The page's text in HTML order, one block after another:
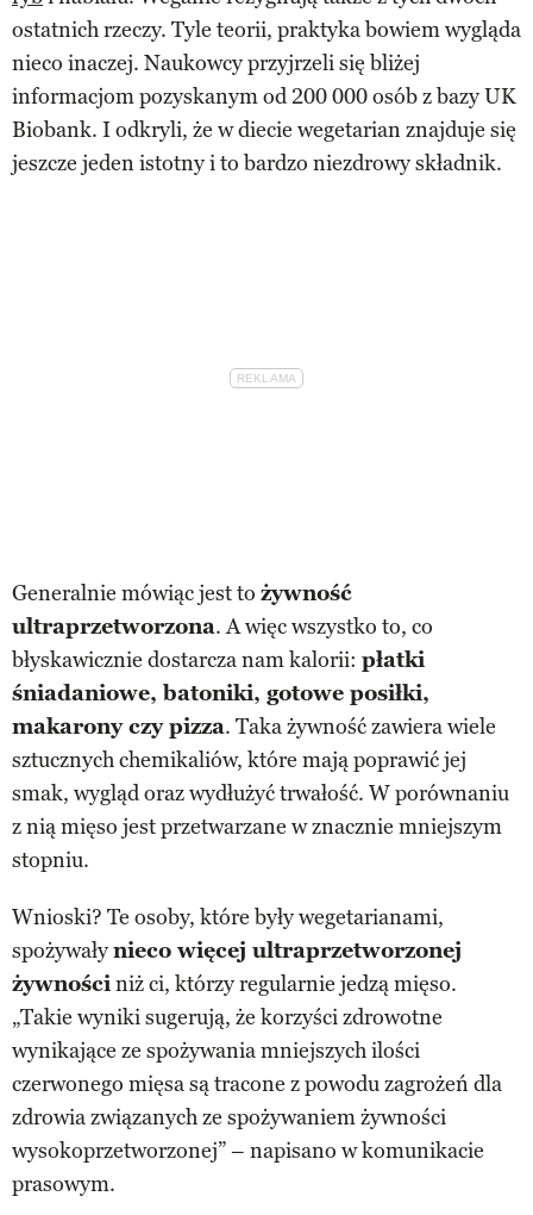
ostatnich rzeczy. Tyle teorii, praktyka bowiem wygląda
nieco inaczej. Naukowcy przyjrzeli się bliżej
informacjom pozyskanym od 200 000 osób z bazy UK
Biobank. I odkryli, że w diecie wegetarian znajduje się
jeszcze jeden istotny i to bardzo niezdrowy składnik.
Generalnie mówiąc jest to żywność
ultraprzetworzona. A więc wszystko to, co
błyskawicznie dostarcza nam kalorii: płatki
śniadaniowe, batoniki, gotowe posiłki,
makarony czy pizza. Taka żywność zawiera wiele
sztucznych chemikaliów, które mają poprawić jej
smak, wygląd oraz wydłużyć trwałość. W porównaniu
z nią mięso jest przetwarzane w znacznie mniejszym
stopniu.
Wnioski? Te osoby, które były wegetarianami,
spożywałynieco więcej ultraprzetworzonej
żywnościniż ci, którzy regularnie jedzą mięso.
„Takie wyniki sugerują, że korzyści zdrowotne
wynikające ze spożywania mniejszych ilości
czerwonego mięsa są tracone z powodu zagrożeń dla
zdrowia związanych ze spożywaniem żywności
wysokoprzetworzonej” – napisano w komunikacie
prasowym.